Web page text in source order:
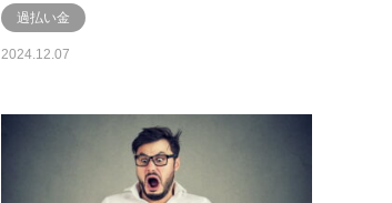
過払い金
2024.12.07